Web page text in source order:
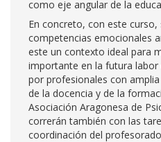
como eje angular de la
En concreto, con este
competencias emocionales
este un contexto ideal para
importante en la futura
por profesionales con
de la docencia y de la
Asociación Aragonesa de
correrán también con las
coordinación del